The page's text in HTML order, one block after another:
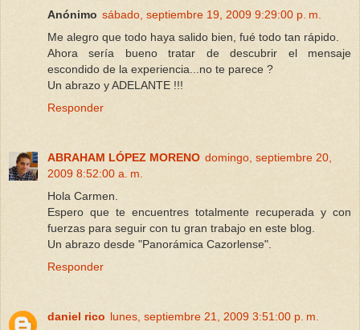
Anónimo sábado, septiembre 19, 2009 9:29:00 p. m.
Me alegro que todo haya salido bien, fué todo tan rápido.
Ahora sería bueno tratar de descubrir el mensaje
escondido de la experiencia...no te parece ?
Un abrazo y ADELANTE !!!
Responder
ABRAHAM LÓPEZ MORENO domingo, septiembre 20,
2009 8:52:00 a. m.
Hola Carmen.
Espero que te encuentres totalmente recuperada y con
fuerzas para seguir con tu gran trabajo en este blog.
Un abrazo desde "Panorámica Cazorlense".
Responder
daniel rico lunes, septiembre 21, 2009 3:51:00 p. m.